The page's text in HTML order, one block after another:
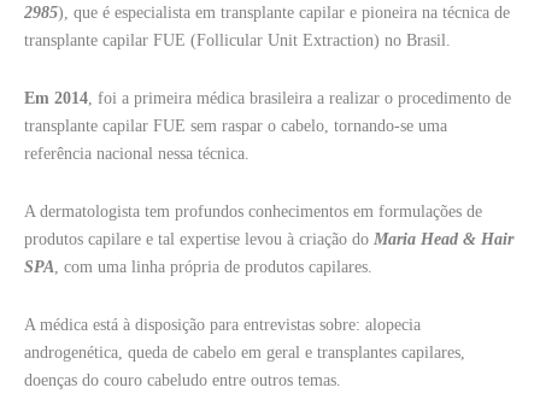
2985), que é especialista em transplante capilar e pioneira na técnica de
transplante capilar FUE (Follicular Unit Extraction) no Brasil.
Em 2014 , foi a primeira médica brasileira a realizar o procedimento de
transplante capilar FUE sem raspar o cabelo, tornando-se uma
referência nacional nessa técnica.
A dermatologista tem profundos conhecimentos em formulações de
produtos capilare e tal expertise levou à criação do Maria Head & Hair
SPA , com uma linha própria de produtos capilares.
A médica está à disposição para entrevistas sobre: alopecia
androgenética, queda de cabelo em geral e transplantes capilares,
doenças do couro cabeludo entre outros temas.